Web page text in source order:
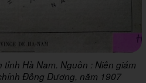
Hà Nam. Nguồn : Niên giám
Đông Dương, năm 1907